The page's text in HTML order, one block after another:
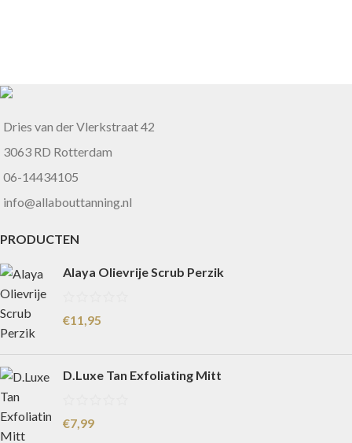
Dries van der Vlerkstraat 42
3063 RD Rotterdam
06-14434105
info@allabouttanning.nl
PRODUCTEN
Alaya Olievrije Scrub Perzik
€11,95
D.Luxe Tan Exfoliating Mitt
€7,99